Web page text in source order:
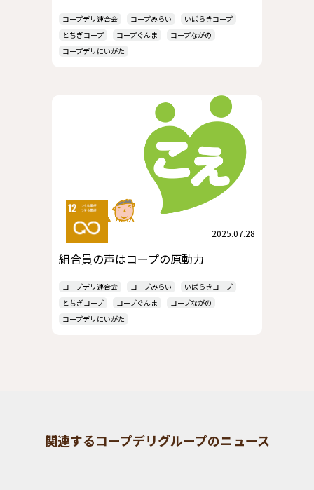
コープデリ連合会 コープみらい
いばらきコープ
とちぎコープ
コープぐんま
コープながの
コープデリにいがた
2025.07.28
組合員の声はコープの原動力
コープデリ連合会 コープみらい
いばらきコープ
とちぎコープ
コープぐんま
コープながの
コープデリにいがた
関連するコープデリグループのニュース